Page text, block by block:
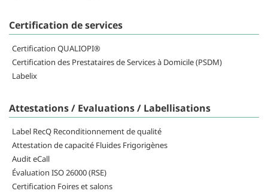
Certification de services
Certification QUALIOPI®
Certification des Prestataires de Services à Domicile (PSDM)
Labelix
Attestations / Evaluations / Labellisations
Label RecQ Reconditionnement de qualité
Attestation de capacité Fluides Frigorigènes
Audit eCall
Évaluation ISO 26000 (RSE)
Certification Foires et salons